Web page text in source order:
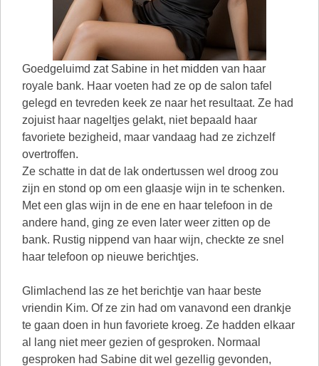
Goedgeluimd zat Sabine in het midden van haar
royale bank. Haar voeten had ze op de salon tafel
gelegd en tevreden keek ze naar het resultaat. Ze had
zojuist haar nageltjes gelakt, niet bepaald haar
favoriete bezigheid, maar vandaag had ze zichzelf
overtroffen.
Ze schatte in dat de lak ondertussen wel droog zou
zijn en stond op om een glaasje wijn in te schenken.
Met een glas wijn in de ene en haar telefoon in de
andere hand, ging ze even later weer zitten op de
bank. Rustig nippend van haar wijn, checkte ze snel
haar telefoon op nieuwe berichtjes.
Glimlachend las ze het berichtje van haar beste
vriendin Kim. Of ze zin had om vanavond een drankje
te gaan doen in hun favoriete kroeg. Ze hadden elkaar
al lang niet meer gezien of gesproken. Normaal
gesproken had Sabine dit wel gezellig gevonden,